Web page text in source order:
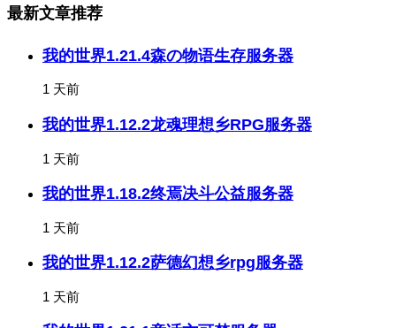
最新文章推荐
我的世界1.21.4森の物语生存服务器
1 天前
我的世界1.12.2龙魂理想乡RPG服务器
1 天前
我的世界1.18.2终焉决斗公益服务器
1 天前
我的世界1.12.2萨德幻想乡rpg服务器
1 天前